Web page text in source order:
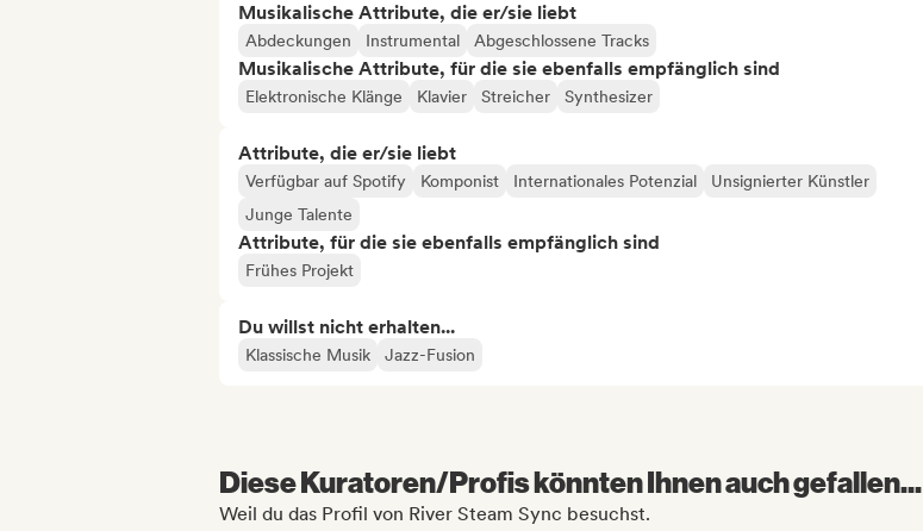
Musikalische Attribute, die er/sie liebt
Abdeckungen Instrumental Abgeschlossene Tracks
Musikalische Attribute, für die sie ebenfalls empfänglich sind
Elektronische Klänge Klavier Streicher Synthesizer
Attribute, die er/sie liebt
Verfügbar auf Spotify Komponist Internationales Potenzial
Unsignierter Künstler
Junge Talente
Attribute, für die sie ebenfalls empfänglich sind
Frühes Projekt
Du willst nicht erhalten...
Klassische Musik Jazz-Fusion
Diese Kuratoren/Profis könnten Ihnen auch gefallen...
Weil du das Profil von River Steam Sync besuchst.